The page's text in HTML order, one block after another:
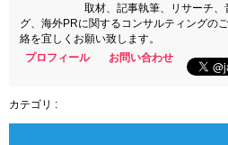
取材、記事執筆、リサーチ
グ、海外PRに関するコンサルティングの
絡を宜しくお願い致します。
プロフィール
お問い合わせ
カテゴリ :